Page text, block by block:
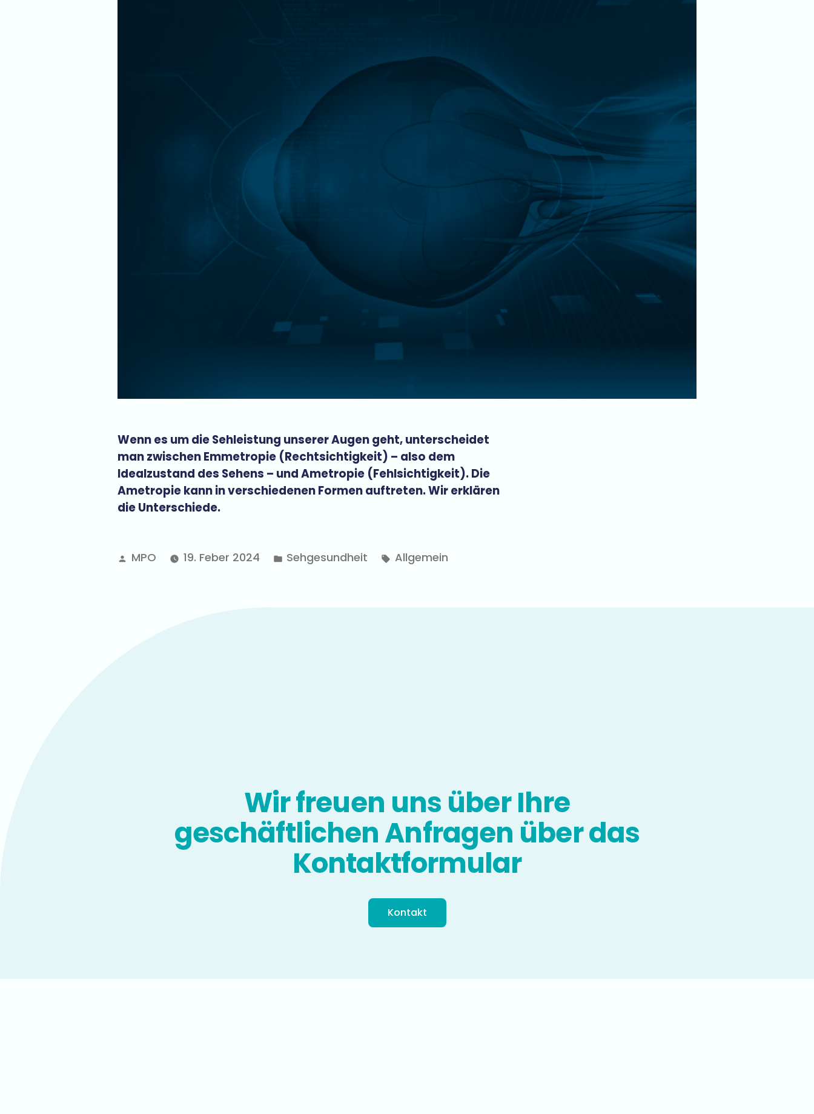
Wenn es um die Sehleistung unserer Augen geht, unterscheidet
man zwischen Emmetropie (Rechtsichtigkeit) – also dem
Idealzustand des Sehens – und Ametropie (Fehlsichtigkeit). Die
Ametropie kann in verschiedenen Formen auftreten. Wir erklären
die Unterschiede.
MPO 19. Feber 2024 Sehgesundheit Allgemein
Wir freuen uns über Ihre
geschäftlichen Anfragen über das
Kontaktformular
Kontakt